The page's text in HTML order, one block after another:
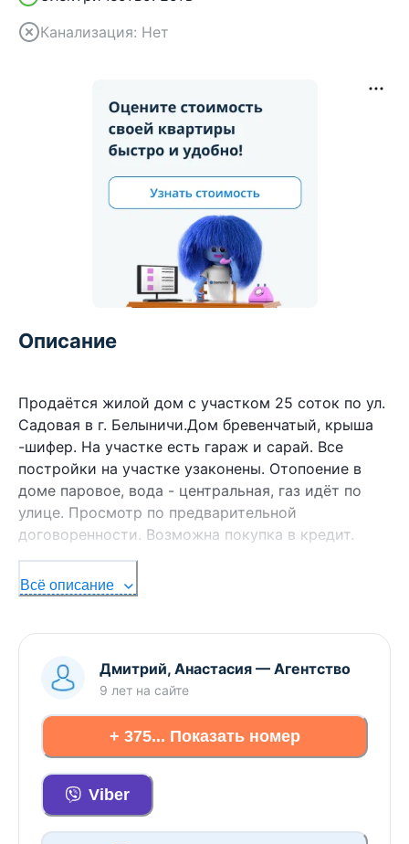
Канализация: Нет
Описание
Продаётся жилой дом с участком 25 соток по ул.
Садовая в г. Белыничи.Дом бревенчатый, крыша
-шифер. На участке есть гараж и сарай. Все
постройки на участке узаконены. Отопоение в
доме паровое, вода - центральная, газ идёт по
улице. Просмотр по предварительной
договоренности. Возможна покупка в кредит.
ООО "Золотой актив", УНП 790812637, договор на
оказание риэлтерских услуг №35/4 от 05.05.2025
02240/247 от 22.02.2013.
Всё описание
Дмитрий, Анастасия — Агентство
9 лет на сайте
+ 375... Показать номер
Viber